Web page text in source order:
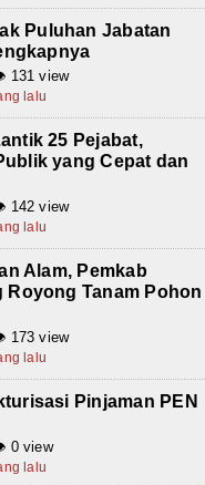
Puluhan Jabatan
131 view
lalu
25 Pejabat,
yang Cepat dan
142 view
lalu
Alam, Pemkab
Royong Tanam Pohon
173 view
lalu
Pinjaman PEN
0 view
lalu